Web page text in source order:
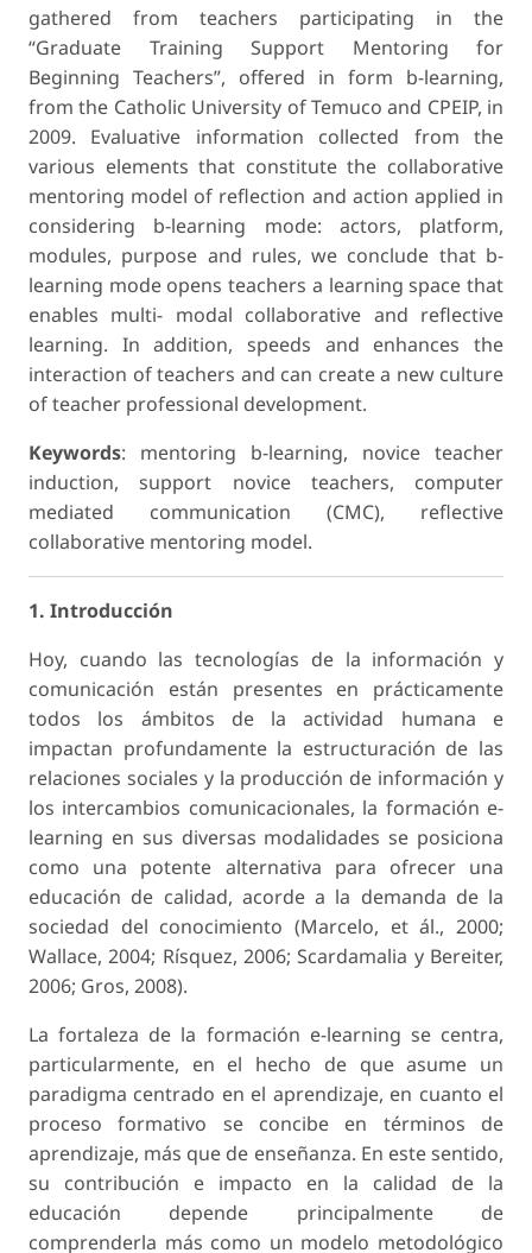
gathered from teachers participating in the
“Graduate Training Support Mentoring for
Beginning Teachers”, offered in form b-learning,
from the Catholic University of Temuco and CPEIP, in
2009. Evaluative information collected from the
various elements that constitute the collaborative
mentoring model of reflection and action applied in
considering b-learning mode: actors, platform,
modules, purpose and rules, we conclude that b-
learning mode opens teachers a learning space that
enables multi- modal collaborative and reflective
learning. In addition, speeds and enhances the
interaction of teachers and can create a new culture
of teacher professional development.
Keywords: mentoring b-learning, novice teacher
induction, support novice teachers, computer
mediated communication (CMC), reflective
collaborative mentoring model.
1. Introducción
Hoy, cuando las tecnologías de la información y
comunicación están presentes en prácticamente
todos los ámbitos de la actividad humana e
impactan profundamente la estructuración de las
relaciones sociales y la producción de información y
los intercambios comunicacionales, la formación e-
learning en sus diversas modalidades se posiciona
como una potente alternativa para ofrecer una
educación de calidad, acorde a la demanda de la
sociedad del conocimiento (Marcelo, et ál., 2000;
Wallace, 2004; Rísquez, 2006; Scardamalia y Bereiter,
2006; Gros, 2008).
La fortaleza de la formación e-learning se centra,
particularmente, en el hecho de que asume un
paradigma centrado en el aprendizaje, en cuanto el
proceso formativo se concibe en términos de
aprendizaje, más que de enseñanza. En este sentido,
su contribución e impacto en la calidad de la
educación depende principalmente de
comprenderla más como un modelo metodológico